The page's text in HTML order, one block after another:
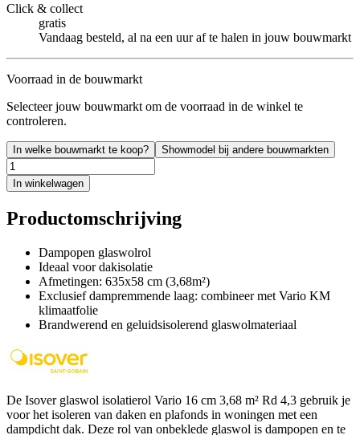
Click & collect
gratis
Vandaag besteld, al na een uur af te halen in jouw bouwmarkt
Voorraad in de bouwmarkt
Selecteer jouw bouwmarkt om de voorraad in de winkel te
controleren.
In welke bouwmarkt te koop? Showmodel bij andere bouwmarkten
In winkelwagen
Productomschrijving
Dampopen glaswolrol
Ideaal voor dakisolatie
Afmetingen: 635x58 cm (3,68m²)
Exclusief dampremmende laag: combineer met Vario KM
klimaatfolie
Brandwerend en geluidsisolerend glaswolmateriaal
De Isover glaswol isolatierol Vario 16 cm 3,68 m² Rd 4,3 gebruik je
voor het isoleren van daken en plafonds in woningen met een
dampdicht dak. Deze rol van onbeklede glaswol is dampopen en te